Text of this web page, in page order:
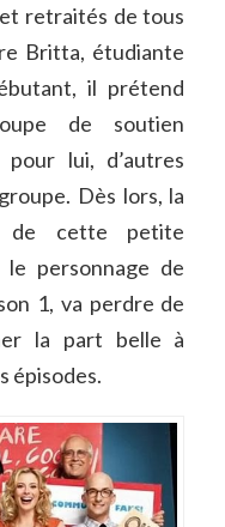
retraités de tous
Britta, étudiante
il prétend
de soutien
pour lui, d’autres
Dès lors, la
de cette petite
personnage de
1, va perdre de
la part belle à
épisodes.